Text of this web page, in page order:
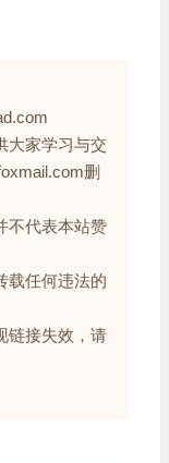
大家学习与交
删
不代表本站赞
载任何违法的
链接失效，请